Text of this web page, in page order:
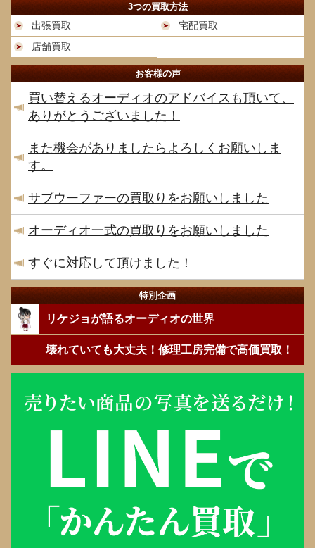
3つの買取方法
出張買取
宅配買取
店舗買取
お客様の声
買い替えるオーディオのアドバイスも頂いて、
ありがとうございました！
また機会がありましたらよろしくお願いしま
す。
サブウーファーの買取りをお願いしました
オーディオ一式の買取りをお願いしました
すぐに対応して頂けました！
特別企画
リケジョが語るオーディオの世界
壊れていても大丈夫！修理工房完備で高価買取！